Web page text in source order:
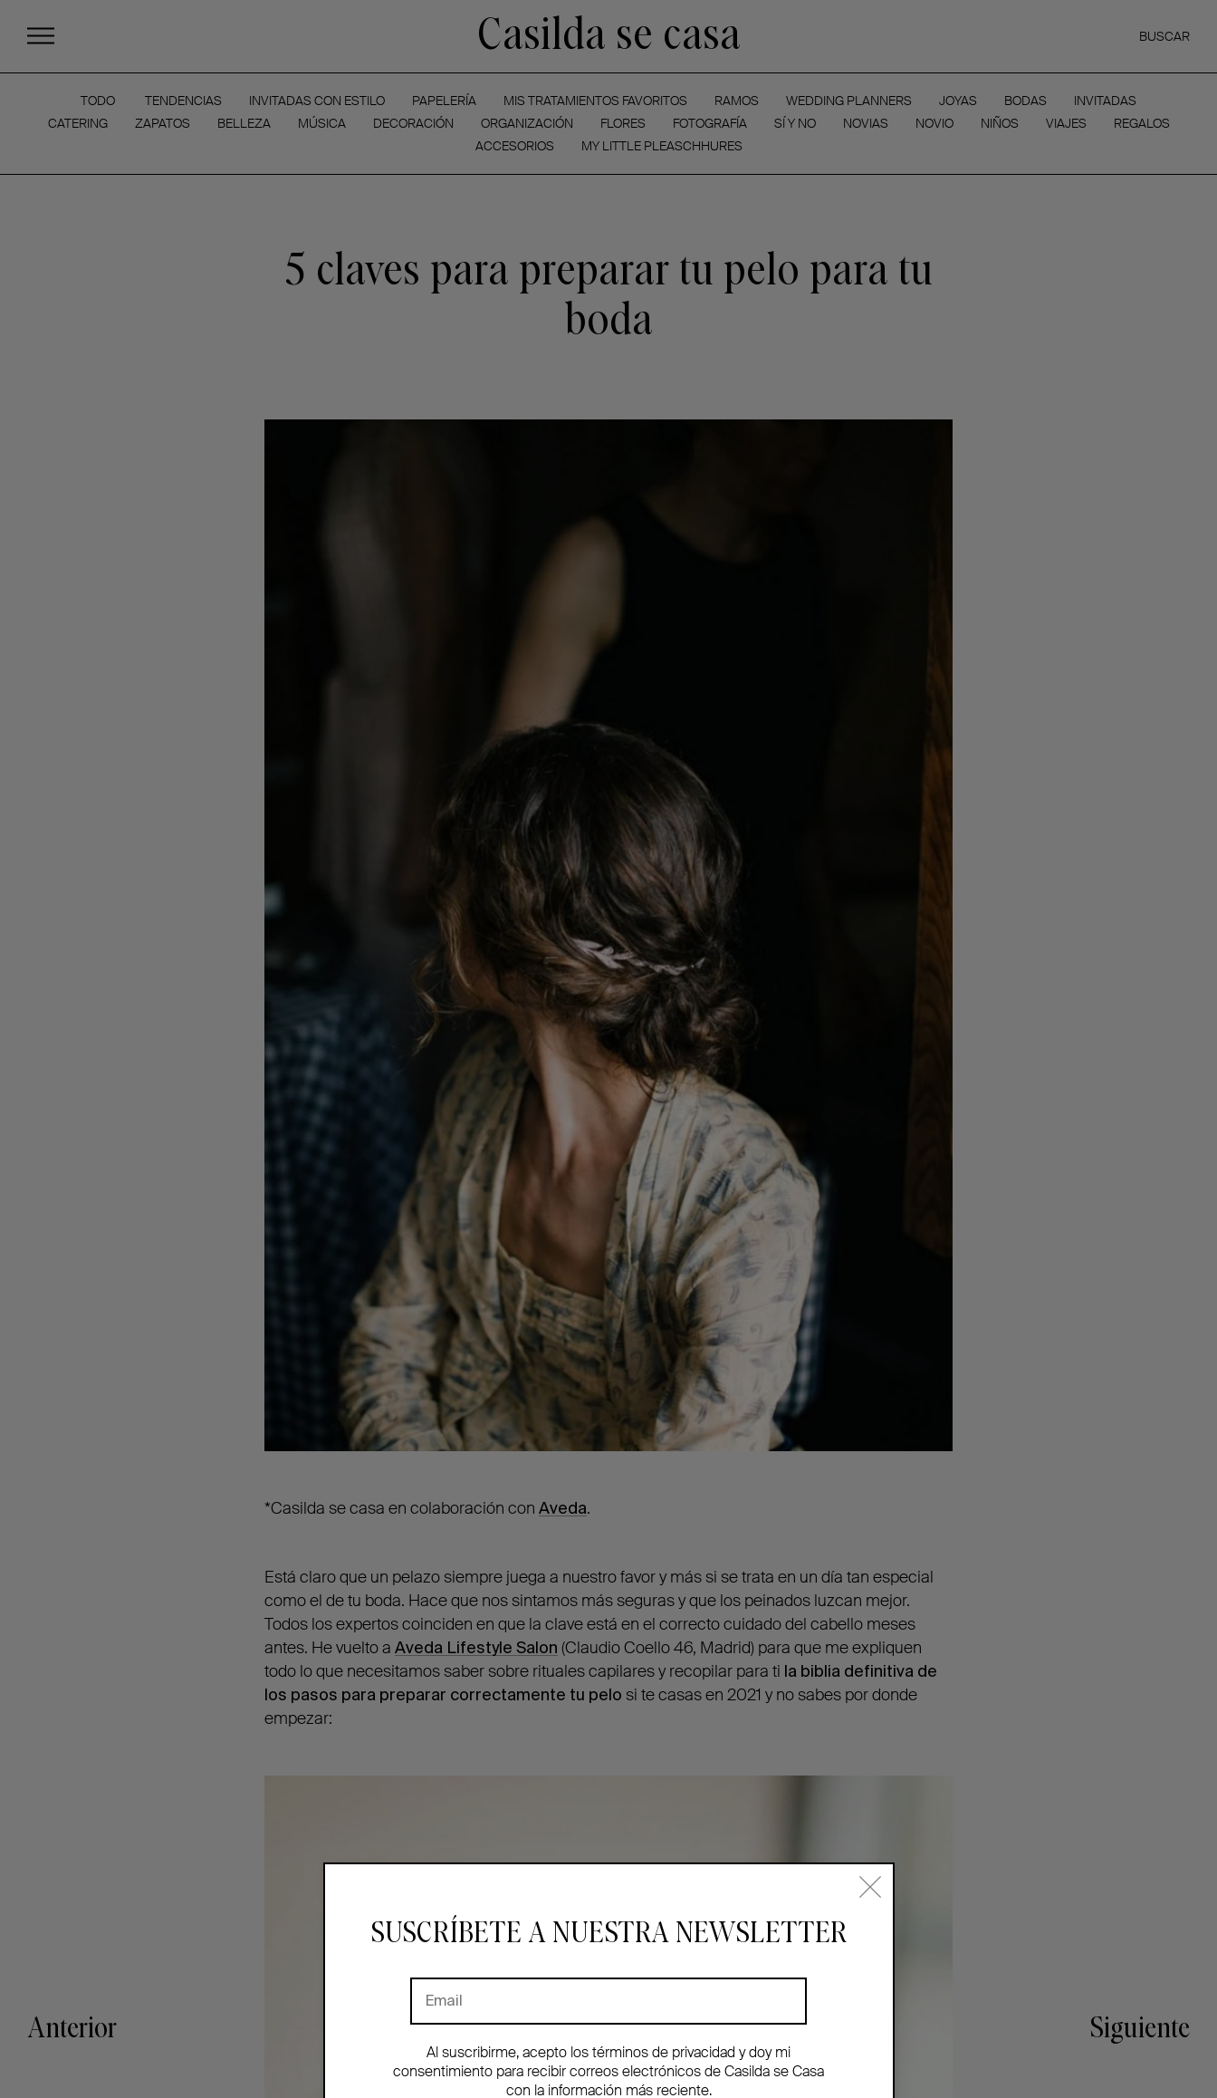
Casilda se casa BUSCAR
TODO TENDENCIAS INVITADAS CON ESTILO PAPELERÍA MIS TRATAMIENTOS FAVORITOS RAMOS WEDDING PLANNERS JOYAS BODAS
INVITADAS
CATERING
ZAPATOS BELLEZA MÚSICA DECORACIÓN ORGANIZACIÓN FLORES FOTOGRAFÍA SÍ Y NO NOVIAS NOVIO NIÑOS VIAJES
REGALOS
ACCESORIOS
MY LITTLE PLEASCHHURES
Anterior Siguiente
5 claves para preparar tu pelo para tu
boda
*Casilda se casa en colaboración con Aveda.
Está claro que un pelazo siempre juega a nuestro favor y más si se trata en un día tan especial
como el de tu boda. Hace que nos sintamos más seguras y que los peinados luzcan mejor.
Todos los expertos coinciden en que la clave está en el correcto cuidado del cabello meses
antes. He vuelto a Aveda Lifestyle Salon (Claudio Coello 46, Madrid) para que me expliquen
todo lo que necesitamos saber sobre rituales capilares y recopilar para ti la biblia definitiva de
los pasos para preparar correctamente tu pelo si te casas en 2021 y no sabes por donde
empezar:
SUSCRÍBETE A NUESTRA NEWSLETTER
Al suscribirme, acepto los términos de privacidad y doy mi
consentimiento para recibir correos electrónicos de Casilda se Casa
con la información más reciente.